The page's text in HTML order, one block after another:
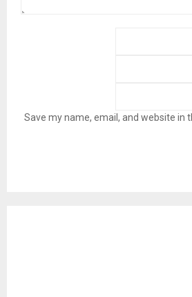
Save my name, email, and website in